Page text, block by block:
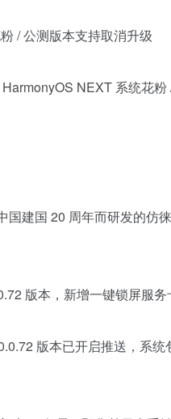
/ 公测版本支持取消升级
NEXT 系统花
国建国 20 周年而研发的仿
版本，新增一键锁屏服
版本已开启推送，系